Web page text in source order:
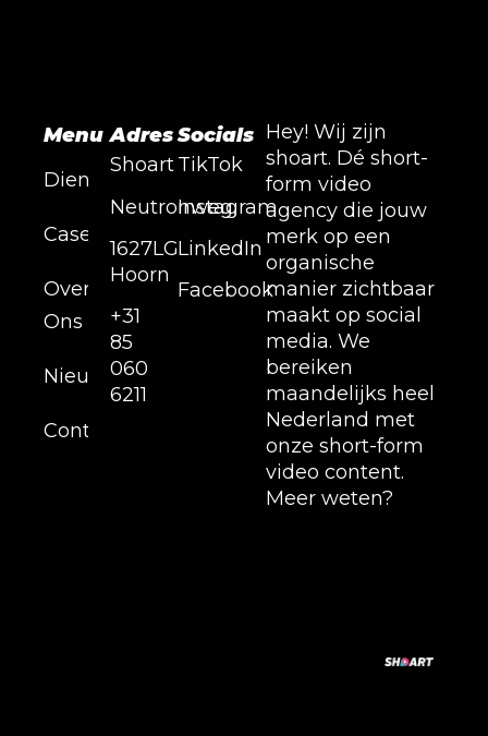
Diensten
Cases
Over
Ons
Nieuws
Contact
Menu Adres
Shoart
Neutronweg,
1627LG
Hoorn
+31
85
060
6211
Socials
TikTok
Instagram
LinkedIn
Facebook
Hey! Wij zijn
shoart. Dé short-
form video
agency die jouw
merk op een
organische
manier zichtbaar
maakt op social
media. We
bereiken
maandelijks heel
Nederland met
onze short-form
video content.
Meer weten?